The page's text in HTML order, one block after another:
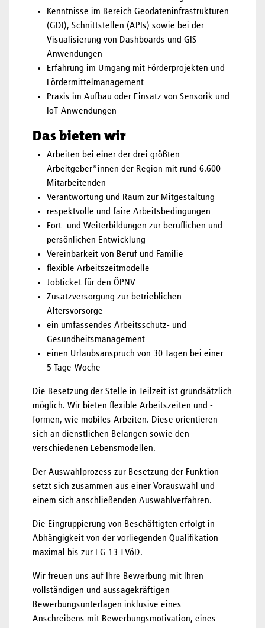
Kenntnisse im Bereich Geodateninfrastrukturen
(GDI), Schnittstellen (APIs) sowie bei der
Visualisierung von Dashboards und GIS-
Anwendungen
Erfahrung im Umgang mit Förderprojekten und
Fördermittelmanagement
Praxis im Aufbau oder Einsatz von Sensorik und
IoT-Anwendungen
Das bieten wir
Arbeiten bei einer der drei größten
Arbeitgeber*innen der Region mit rund 6.600
Mitarbeitenden
Verantwortung und Raum zur Mitgestaltung
respektvolle und faire Arbeitsbedingungen
Fort- und Weiterbildungen zur beruflichen und
persönlichen Entwicklung
Vereinbarkeit von Beruf und Familie
flexible Arbeitszeitmodelle
Jobticket für den ÖPNV
Zusatzversorgung zur betrieblichen
Altersvorsorge
ein umfassendes Arbeitsschutz- und
Gesundheitsmanagement
einen Urlaubsanspruch von 30 Tagen bei einer
5-Tage-Woche
Die Besetzung der Stelle in Teilzeit ist grundsätzlich
möglich. Wir bieten flexible Arbeitszeiten und -
formen, wie mobiles Arbeiten. Diese orientieren
sich an dienstlichen Belangen sowie den
verschiedenen Lebensmodellen.
Der Auswahlprozess zur Besetzung der Funktion
setzt sich zusammen aus einer Vorauswahl und
einem sich anschließenden Auswahlverfahren.
Die Eingruppierung von Beschäftigten erfolgt in
Abhängigkeit von der vorliegenden Qualifikation
maximal bis zur EG 13 TVöD.
Wir freuen uns auf Ihre Bewerbung mit Ihren
vollständigen und aussagekräftigen
Bewerbungsunterlagen inklusive eines
Anschreibens mit Bewerbungsmotivation, eines